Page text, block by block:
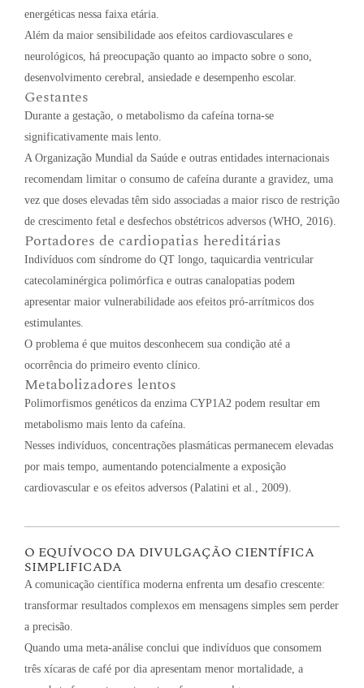
energéticas nessa faixa etária.
Além da maior sensibilidade aos efeitos cardiovasculares e
neurológicos, há preocupação quanto ao impacto sobre o sono,
desenvolvimento cerebral, ansiedade e desempenho escolar.
Gestantes
Durante a gestação, o metabolismo da cafeína torna-se
significativamente mais lento.
A Organização Mundial da Saúde e outras entidades internacionais
recomendam limitar o consumo de cafeína durante a gravidez, uma
vez que doses elevadas têm sido associadas a maior risco de restrição
de crescimento fetal e desfechos obstétricos adversos (WHO, 2016).
Portadores de cardiopatias hereditárias
Indivíduos com síndrome do QT longo, taquicardia ventricular
catecolaminérgica polimórfica e outras canalopatias podem
apresentar maior vulnerabilidade aos efeitos pró-arrítmicos dos
estimulantes.
O problema é que muitos desconhecem sua condição até a
ocorrência do primeiro evento clínico.
Metabolizadores lentos
Polimorfismos genéticos da enzima CYP1A2 podem resultar em
metabolismo mais lento da cafeína.
Nesses indivíduos, concentrações plasmáticas permanecem elevadas
por mais tempo, aumentando potencialmente a exposição
cardiovascular e os efeitos adversos (Palatini et al., 2009).
O EQUÍVOCO DA DIVULGAÇÃO CIENTÍFICA
SIMPLIFICADA
A comunicação científica moderna enfrenta um desafio crescente:
transformar resultados complexos em mensagens simples sem perder
a precisão.
Quando uma meta-análise conclui que indivíduos que consomem
três xícaras de café por dia apresentam menor mortalidade, a